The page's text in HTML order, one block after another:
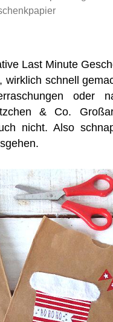
Last Minute
schnell
oder
& Co.
nicht. Also